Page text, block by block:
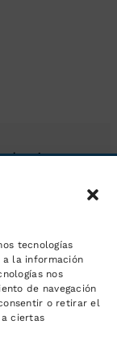
tecnologías
a la información
nos
de navegación
o retirar el
ciertas
Santa